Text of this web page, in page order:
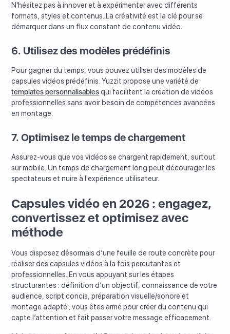
N'hésitez pas à innover et à expérimenter avec différents
formats, styles et contenus. La créativité est la clé pour se
démarquer dans un flux constant de contenu vidéo.
6. Utilisez des modèles prédéfinis
Pour gagner du temps, vous pouvez utiliser des modèles de
capsules vidéos prédéfinis. Yuzzit propose une variété de
templates personnalisables qui facilitent la création de vidéos
professionnelles sans avoir besoin de compétences avancées
en montage.
7. Optimisez le temps de chargement
Assurez-vous que vos vidéos se chargent rapidement, surtout
sur mobile. Un temps de chargement long peut décourager les
spectateurs et nuire à l'expérience utilisateur.
Capsules vidéo en 2026 : engagez,
convertissez et optimisez avec
méthode
Vous disposez désormais d’une feuille de route concrète pour
réaliser des capsules vidéos à la fois percutantes et
professionnelles. En vous appuyant sur les étapes
structurantes : définition d’un objectif, connaissance de votre
audience, script concis, préparation visuelle/sonore et
montage adapté ; vous êtes armé pour créer du contenu qui
capte l’attention et fait passer votre message efficacement.